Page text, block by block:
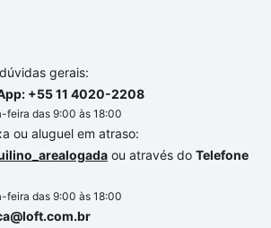
gerais:
+55 11 4020-2208
feira das 9:00 às 18:00
ou aluguel em atraso:
ou através do Telefone
feira das 9:00 às 18:00